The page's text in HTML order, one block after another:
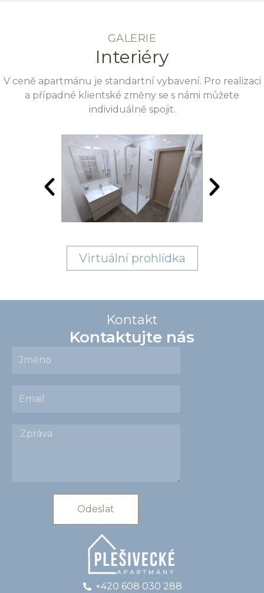
GALERIE
Interiéry
V ceně apartmánu je standartní vybavení. Pro realizaci
a případné klientské změny se s námi můžete
individuálně spojit.
Virtuální prohlídka
Kontakt
Kontaktujte nás
Jméno
Email
Zpráva
Odeslat
+420 608 030 288